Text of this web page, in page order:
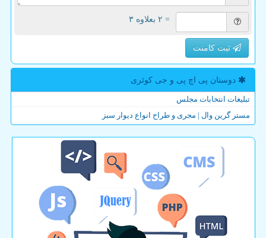
= ۲ بعلاوه ۳
ثبت کامنت
دوستان پی اچ پی و جی كوئری
تبلیغات انتخابات مجلس
مستر گرین وال | مجری و طراح انواع دیوار سبز